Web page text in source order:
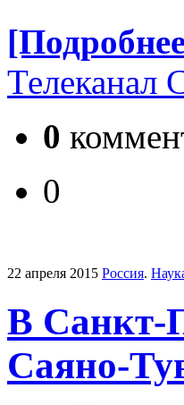
Телеканал
0
0
22 апреля 2015 Россия.
В Санкт-
Саяно-